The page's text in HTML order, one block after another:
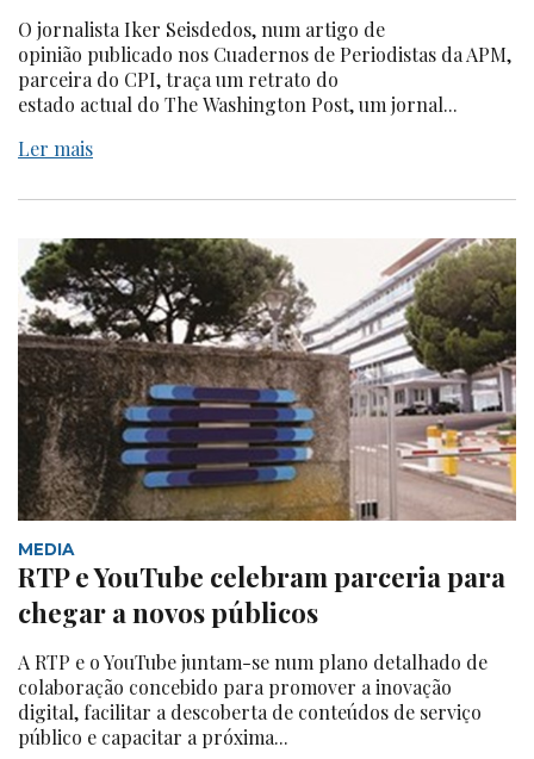
O jornalista Iker Seisdedos, num artigo de
opinião publicado nos Cuadernos de Periodistas da APM,
parceira do CPI, traça um retrato do
estado actual do The Washington Post, um jornal...
Ler mais
MEDIA
RTP e YouTube celebram parceria para
chegar a novos públicos
A RTP e o YouTube juntam-se num plano detalhado de
colaboração concebido para promover a inovação
digital, facilitar a descoberta de conteúdos de serviço
público e capacitar a próxima...